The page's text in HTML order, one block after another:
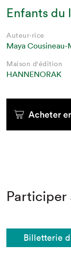
Enfants du
Auteur·rice
Maya Cousineau-
Maison d'édition
HANNENORAK
Acheter
Billetterie